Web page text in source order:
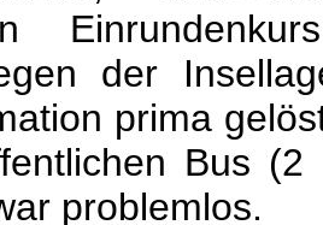
der
prima
Bus
problemlos.